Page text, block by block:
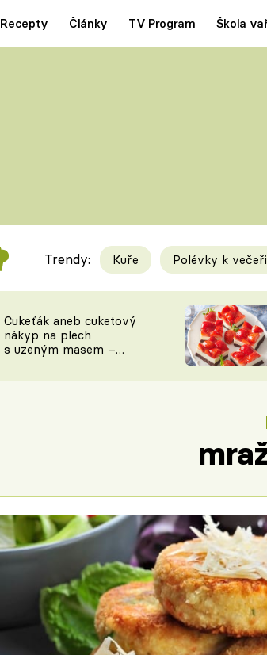
Recepty Články TV Program Škola
Videorecepty
TEĎ VAŘÍ ŠÉF!
Tipy
KAM
Trendy: Kuře Polévky k večeři
Cukeťák aneb cuketový
nákyp na plech
s uzeným masem –